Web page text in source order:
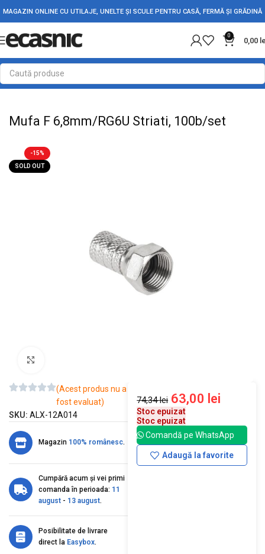
MAGAZIN ONLINE CU UTILAJE, UNELTE ȘI SCULE PENTRU CASĂ, FERMĂ ȘI GRĂDINĂ
0
0,00
Prima pagină Electrice Adaptori Conectori & Mufe
Mufa F 6,8mm/RG6U Striati, 100b/set
-15%
SOLD OUT
(Acest produs nu a
fost evaluat)
SKU: ALX-12A014
Magazin 100% românesc.
Cumpără acum și vei primi
comanda în perioada: 11
august - 13 august.
Posibilitate de livrare
direct la Easybox.
74,34lei 63,00 lei
Stoc epuizat
Stoc epuizat
Comandă pe WhatsApp
Adaugă la favorite